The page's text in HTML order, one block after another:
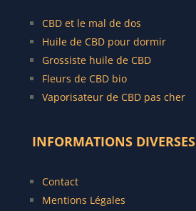
CBD et le mal de dos
Huile de CBD pour dormir
Grossiste huile de CBD
Fleurs de CBD bio
Vaporisateur de CBD pas cher
INFORMATIONS DIVERSES
Contact
Mentions Légales